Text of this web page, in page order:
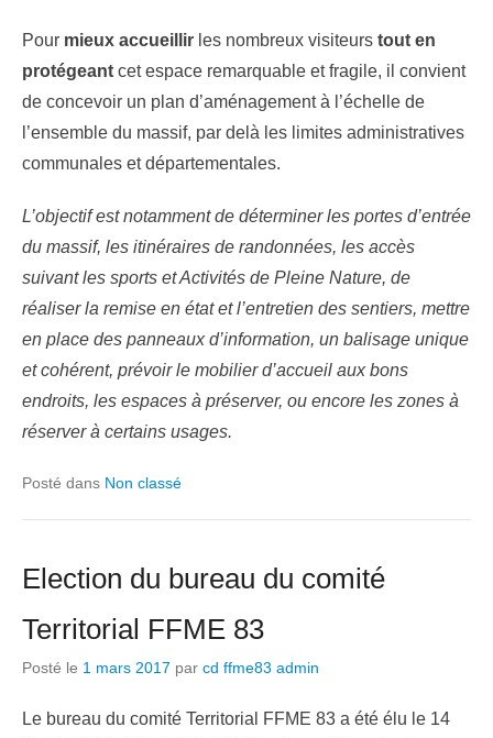
Pour mieux accueillir les nombreux visiteurs tout en
protégeant cet espace remarquable et fragile, il convient
de concevoir un plan d’aménagement à l’échelle de
l’ensemble du massif, par delà les limites administratives
communales et départementales.
L’objectif est notamment de déterminer les portes d’entrée
du massif, les itinéraires de randonnées, les accès
suivant les sports et Activités de Pleine Nature, de
réaliser la remise en état et l’entretien des sentiers, mettre
en place des panneaux d’information, un balisage unique
et cohérent, prévoir le mobilier d’accueil aux bons
endroits, les espaces à préserver, ou encore les zones à
réserver à certains usages.
Posté dans Non classé
Election du bureau du comité
Territorial FFME 83
Posté le 1 mars 2017 par cd ffme83 admin
Le bureau du comité Territorial FFME 83 a été élu le 14